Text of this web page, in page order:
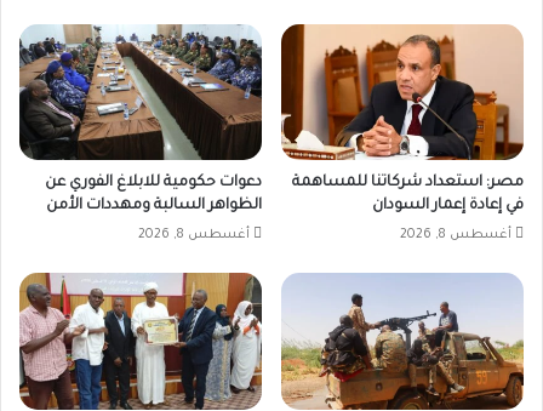
مصر: استعداد شركاتنا للمساهمة
في إعادة إعمار السودان
أغسطس 8, 2026
دعوات حكومية للابلاغ الفوري عن
الظواهر السالبة ومهددات الأمن
أغسطس 8, 2026